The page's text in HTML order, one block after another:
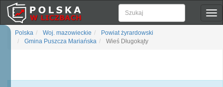
Polska Woj. mazowieckie
Powiat żyrardowski
Gmina Puszcza Mariańska
Wieś Długokąty